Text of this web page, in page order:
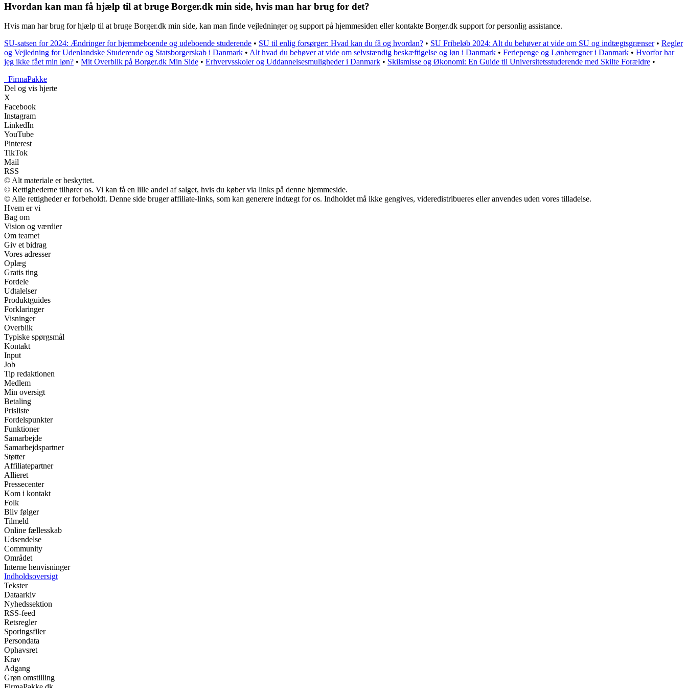
Hvordan kan man få hjælp til at bruge Borger.dk min side, hvis man har brug for det?
Hvis man har brug for hjælp til at bruge Borger.dk min side, kan man finde vejledninger og support på hjemmesiden eller kontakte Borger.dk support for personlig assistance.
SU-satsen for 2024: Ændringer for hjemmeboende og udeboende studerende • SU til enlig forsørger: Hvad kan du få og hvordan? • SU Fribeløb 2024: Alt du behøver at vide om SU og indtægtsgrænser• Regler
og Vejledning for Udenlandske Studerende og Statsborgerskab i Danmark • Alt hvad du behøver at vide om selvstændig beskæftigelse og løn i Danmark • Feriepenge og Lønberegner i Danmark • Hvorfor har
jeg ikke fået min løn? • Mit Overblik på Borger.dk Min Side • Erhvervsskoler og Uddannelsesmuligheder i Danmark • Skilsmisse og Økonomi: En Guide til Universitetsstuderende med Skilte Forældre •
FirmaPakke
Del og vis hjerte
X
Facebook
Instagram
LinkedIn
YouTube
Pinterest
TikTok
Mail
RSS
© Alt materiale er beskyttet.
© Rettighederne tilhører os. Vi kan få en lille andel af salget, hvis du køber via links på denne hjemmeside.
© Alle rettigheder er forbeholdt. Denne side bruger affiliate-links, som kan generere indtægt for os. Indholdet må ikke gengives, videredistribueres eller anvendes uden vores tilladelse.
Hvem er vi
Bag om
Vision og værdier
Om teamet
Giv et bidrag
Vores adresser
Oplæg
Gratis ting
Fordele
Udtalelser
Produktguides
Forklaringer
Visninger
Overblik
Typiske spørgsmål
Kontakt
Input
Job
Tip redaktionen
Medlem
Min oversigt
Betaling
Prisliste
Fordelspunkter
Funktioner
Samarbejde
Samarbejdspartner
Støtter
Affiliatepartner
Allieret
Pressecenter
Kom i kontakt
Folk
Bliv følger
Tilmeld
Online fællesskab
Udsendelse
Community
Området
Interne henvisninger
Indholdsoversigt
Tekster
Dataarkiv
Nyhedssektion
RSS-feed
Retsregler
Sporingsfiler
Persondata
Ophavsret
Krav
Adgang
Grøn omstilling